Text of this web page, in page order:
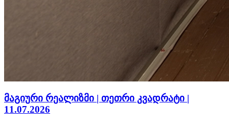
მაგიური რეალიზმი | თეთრი კვადრატი |
11.07.2026